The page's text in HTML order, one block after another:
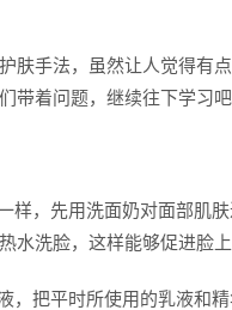
肤手法，虽然让人觉得有
带着问题，继续往下学习吧
样，先用洗面奶对面部肌
水洗脸，这样能够促进脸
，把平时所使用的乳液和